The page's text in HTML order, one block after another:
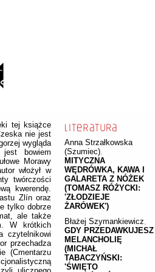
Anna Strzałkowska
(Szumiec),
MITYCZNA
WĘDRÓWKA, KAWA I
GALARETA Z NÓŻEK
(TOMASZ RÓŻYCKI:
'ZŁODZIEJE
ŻARÓWEK')
Błażej Szymankiewicz,
GDY PRZEDAWKUJESZ
MELANCHOLIĘ
(MICHAŁ
TABACZYŃSKI:
'ŚWIĘTO
tej książce
nie jest
wygląda
bowiem
Morawy
włożył w
twórczości
kwerendę.
Zlín oraz
tylko dobrze
ale także
W krótkich
czytelnikowi
przechadza
(Cmentarzu